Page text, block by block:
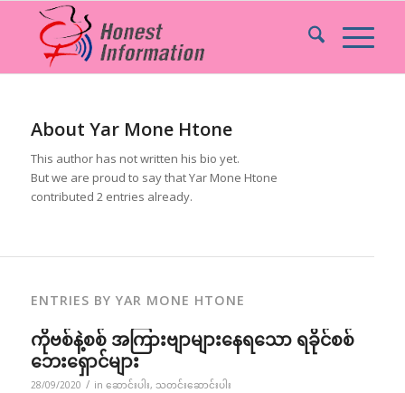
About Yar Mone Htone
This author has not written his bio yet.
But we are proud to say thatYar Mone Htone
contributed 2 entries already.
ENTRIES BY YAR MONE HTONE
ကိုဗစ်နဲ့စစ် အကြားဗျာများနေရသော ရခိုင်စစ်
ဘေးရှောင်များ
28/09/2020 / in ဆောင်းပါး, သတင်းဆောင်းပါး